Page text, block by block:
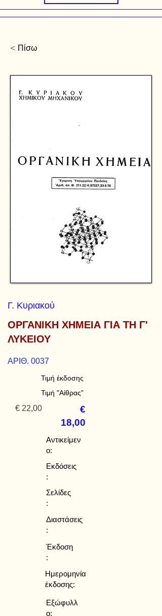
< Πίσω
Γ. Κυριακού
ΟΡΓΑΝΙΚΗ ΧΗΜΕΙΑ ΓΙΑ ΤΗ Γ'
ΛΥΚΕΙΟΥ
ΑΡΙΘ. 0037
Τιμή έκδοσης
Τιμή "Αίθρας"
€ 22,00
€
18,00
Αντικείμεν
ο:
Εκδόσεις
:
Σελίδες
:
Διαστάσεις
:
Έκδοση
:
Ημερομηνία
έκδοσης:
Εξώφυλλ
ο: